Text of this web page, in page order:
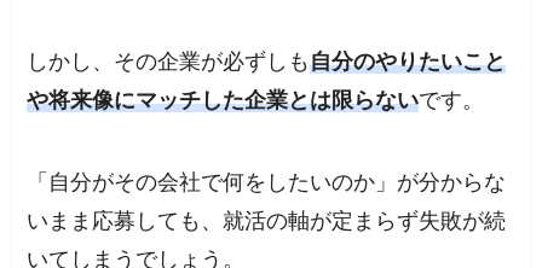
しかし、 その企業が必ずしも自分のやりたいこと
や将来像にマッチした企業とは限らないです。
「自分がその会社で何をしたいのか」が分からな
いまま応募しても、就活の軸が定まらず失敗が続
いてしまうでしょう。